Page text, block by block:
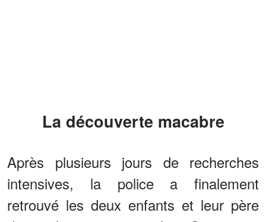
La découverte macabre
Après plusieurs jours de recherches
intensives, la police a finalement
retrouvé les deux enfants et leur père